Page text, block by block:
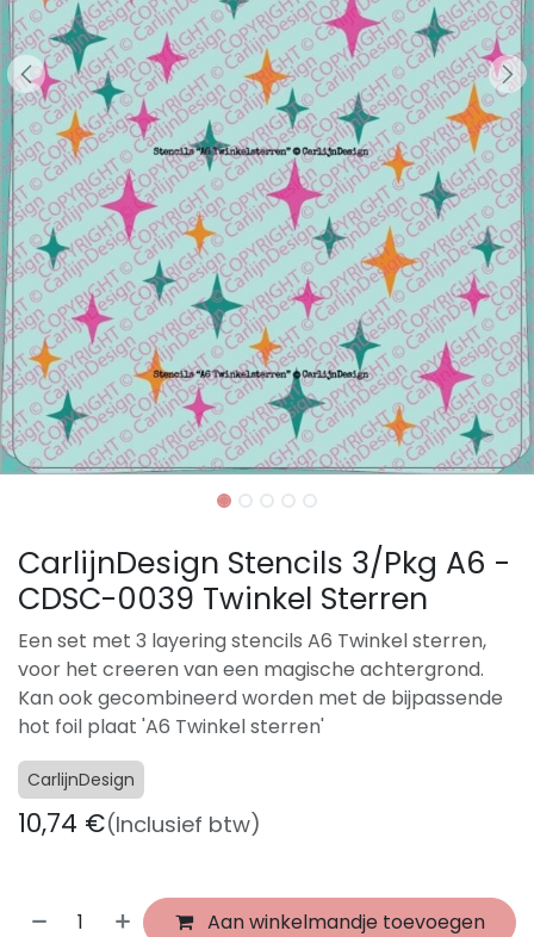
CarlijnDesign Stencils 3/Pkg A6 -
CDSC-0039 Twinkel Sterren
Een set met 3 layering stencils A6 Twinkel sterren,
voor het creeren van een magische achtergrond.
Kan ook gecombineerd worden met de bijpassende
hot foil plaat 'A6 Twinkel sterren'
CarlijnDesign
10,74 €(Inclusief btw)
Aan winkelmandje toevoegen